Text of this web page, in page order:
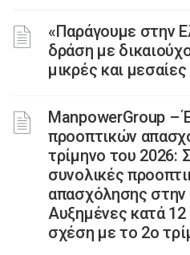
«Παράγουμε στην
δράση με
μικρές και
ManpowerGroup –
προοπτικών
τρίμηνο του 2026:
συνολικές
απασχόλησης
Αυξημένες κατά
σχέση με το 2ο